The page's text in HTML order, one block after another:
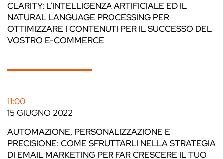
CLARITY: L’INTELLIGENZA ARTIFICIALE ED IL
NATURAL LANGUAGE PROCESSING PER
OTTIMIZZARE I CONTENUTI PER IL SUCCESSO DEL
VOSTRO E-COMMERCE
11:00
15 GIUGNO 2022
AUTOMAZIONE, PERSONALIZZAZIONE E
PRECISIONE: COME SFRUTTARLI NELLA STRATEGIA
DI EMAIL MARKETING PER FAR CRESCERE IL TUO